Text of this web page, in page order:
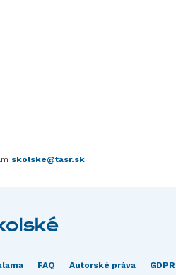
skolske@tasr.sk
FAQ Autorské práva GDPR